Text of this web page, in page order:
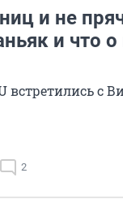
и не
и что
встретились с
2